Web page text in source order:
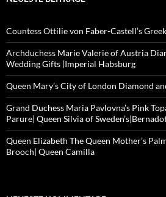
Countess Ottilie von Faber-Castell’s
Archduchess Marie Valerie of Austria
Wedding Gifts |Imperial Habsburg
Queen Mary’s City of London Diamond
Grand Duchess Maria Pavlovna’s Pink
Parure| Queen Silvia of
Queen Elizabeth The Queen Mother’s
Brooch| Queen Camilla